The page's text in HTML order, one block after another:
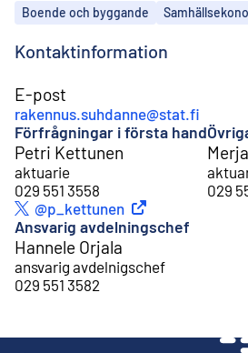
Ämnen
Boende och byggande
Kontaktinformation
E-post
rakennus.suhdanne@stat.fi
Förfrågningar i första hand
Petri Kettunen
aktuarie
029 551 3558
Extern länkTwitter
@p_kettunen
029
Ansvarig avdelningschef
Hannele Orjala
ansvarig avdelnigschef
029 551 3582